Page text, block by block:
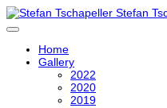
Stefan
Home
Gallery
2022
2020
2019